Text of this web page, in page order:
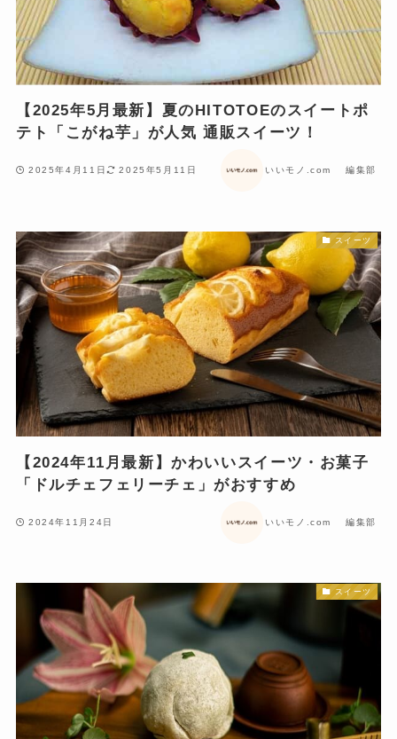
【2025年5月最新】夏のHITOTOEのスイートポ
テト「こがね芋」が人気 通販スイーツ！
2025年4月11日 2025年5月11日 いいモノ.com 編集部
スイーツ
【2024年11月最新】かわいいスイーツ・お菓子
「ドルチェフェリーチェ」がおすすめ
2024年11月24日 いいモノ.com 編集部
スイーツ